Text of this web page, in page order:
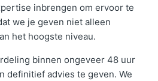
inbrengen om ervoor te
we je geven niet alleen
het hoogste niveau.
binnen ongeveer 48 uur
definitief advies te geven. We